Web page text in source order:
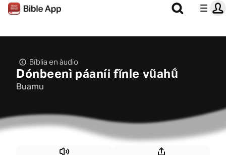
Bíblia en àudio
Dónbeenì páaníi fĩnle vũahṹ
Buamu